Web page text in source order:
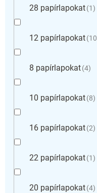
28 papírlapokat 1
12 papírlapokat 10
8 papírlapokat 4
10 papírlapokat 8
16 papírlapokat 2
22 papírlapokat 1
20 papírlapokat 4